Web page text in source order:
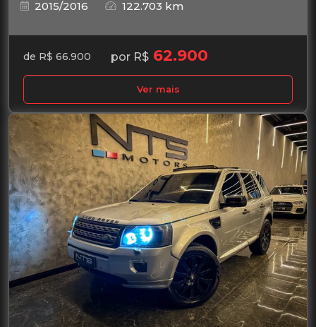
2015/2016
122.703 km
de R$ 66.900 por R$ 62.900
Ver mais